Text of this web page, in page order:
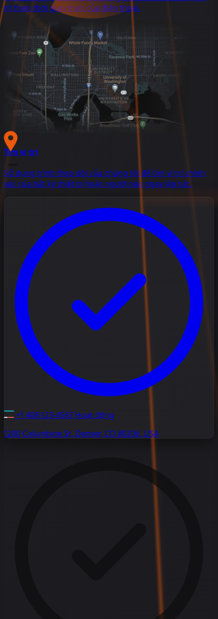
trí theo thời gian thực của điện thoại.
Tìm vị trí
Sử dụng trình theo dõi của chúng tôi để tìm vị trí chính
xác của bất kỳ thiết bị hoặc người nào ngay lập tức.
+1 408-123-4567 Hoạt động
1200 Columbine St, Denver, CO 80206, USA